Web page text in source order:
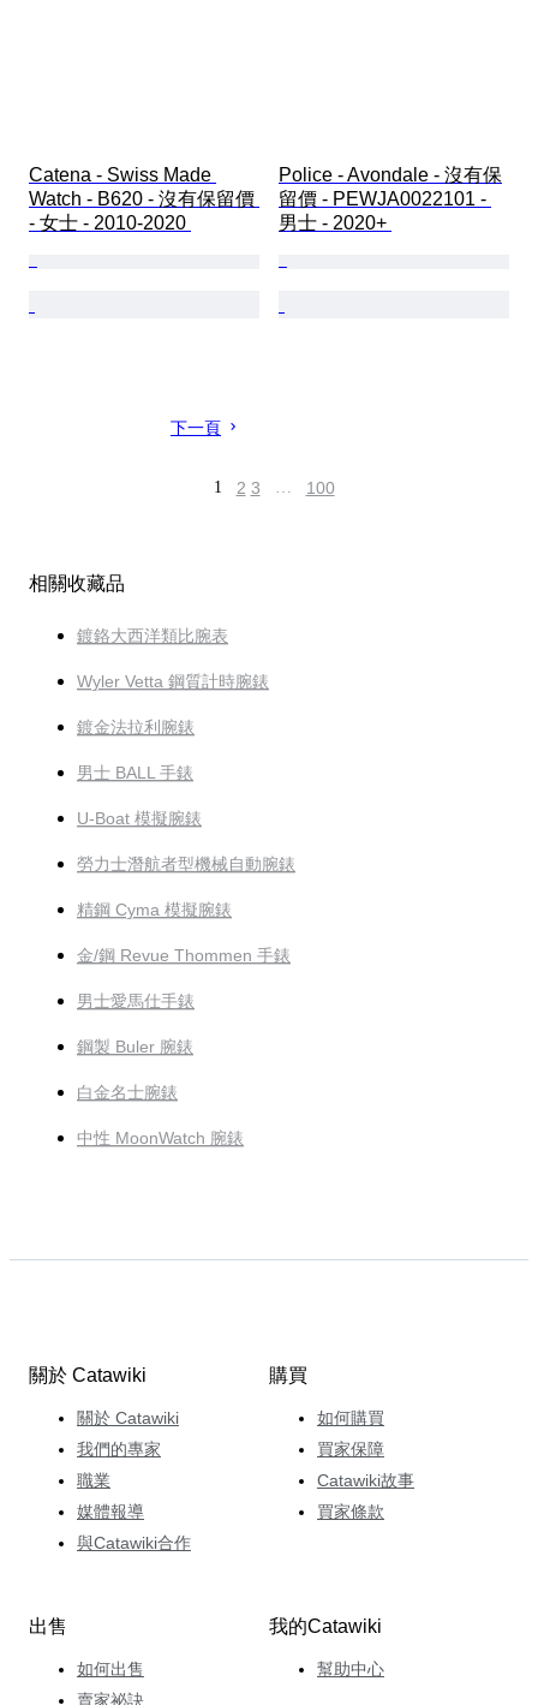
Catena - Swiss Made
Watch - B620 - 沒有保留價
- 女士 - 2010-2020
Police - Avondale - 沒有保
留價 - PEWJA0022101 -
男士 - 2020+
下一頁
1 2 3 … 100
相關收藏品
鍍鉻大西洋類比腕表
Wyler Vetta 鋼質計時腕錶
鍍金法拉利腕錶
男士 BALL 手錶
U-Boat 模擬腕錶
勞力士潛航者型機械自動腕錶
精鋼 Cyma 模擬腕錶
金/鋼 Revue Thommen 手錶
男士愛馬仕手錶
鋼製 Buler 腕錶
白金名士腕錶
中性 MoonWatch 腕錶
關於 Catawiki
關於 Catawiki
我們的專家
職業
媒體報導
與Catawiki合作
購買
如何購買
買家保障
Catawiki故事
買家條款
出售
如何出售
賣家祕訣
我的Catawiki
幫助中心